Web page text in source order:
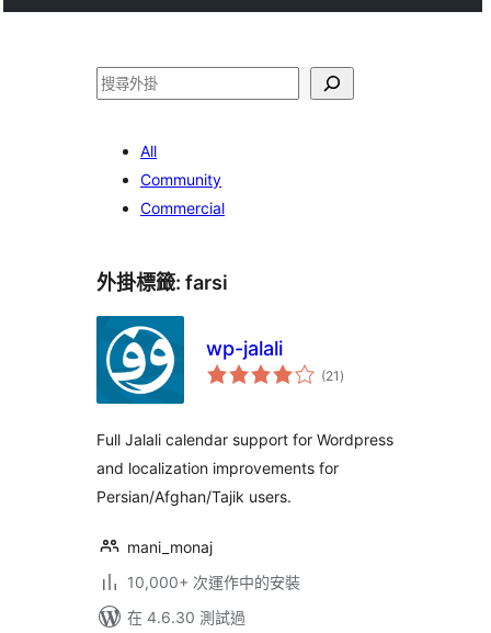
搜
All
Community
Commercial
外掛標籤: farsi
wp-jalali
(21 總
評)
Full Jalali calendar support for Wordpress
and localization improvements for
Persian/Afghan/Tajik users.
mani_monaj
10,000+ 次運作中的安裝
在 4.6.30 測試過